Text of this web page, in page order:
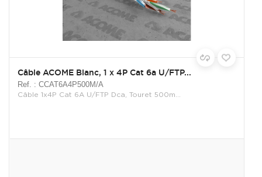
Câble ACOME Blanc, 1 x 4P Cat 6a U/FTP...
Ref. : CCAT6A4P500M/A
Câble 1x4P Cat 6A U/FTP Dca, Touret 500m...